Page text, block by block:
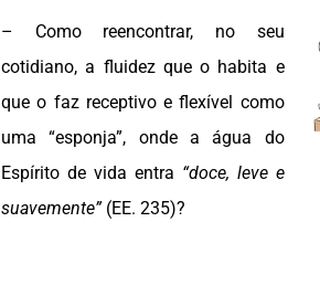
– Como reencontrar, no seu
cotidiano, a fluidez que o habita e
que o faz receptivo e flexível como
uma “esponja”, onde a água do
Espírito de vida entra “doce, leve e
suavemente”(EE. 235)?